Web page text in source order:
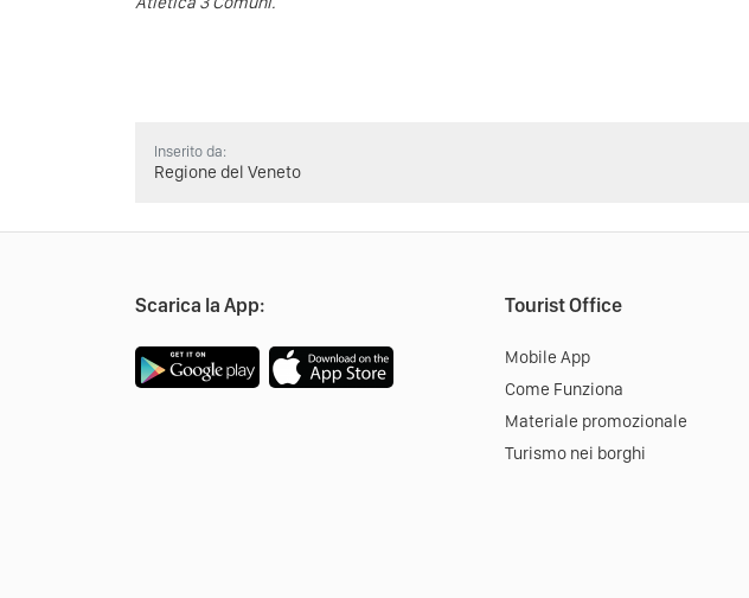
Inserito da:
Regione del Veneto
Scarica la App: Tourist Office
Mobile App
Come Funziona
Materiale promozionale
Turismo nei borghi